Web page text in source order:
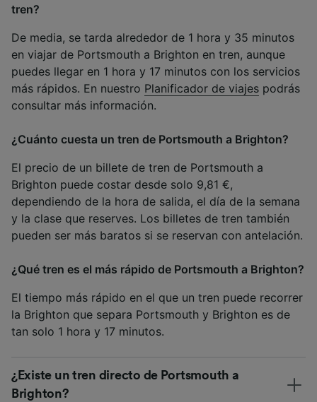
tren?
De media, se tarda alrededor de 1 hora y 35 minutos
en viajar de Portsmouth a Brighton en tren, aunque
puedes llegar en 1 hora y 17 minutos con los servicios
más rápidos. En nuestro Planificador de viajes podrás
consultar más información.
¿Cuánto cuesta un tren de Portsmouth a Brighton?
El precio de un billete de tren de Portsmouth a
Brighton puede costar desde solo 9,81 €,
dependiendo de la hora de salida, el día de la semana
y la clase que reserves. Los billetes de tren también
pueden ser más baratos si se reservan con antelación.
¿Qué tren es el más rápido de Portsmouth a Brighton?
El tiempo más rápido en el que un tren puede recorrer
la Brighton que separa Portsmouth y Brighton es de
tan solo 1 hora y 17 minutos.
¿Existe un tren directo de Portsmouth a
Brighton?